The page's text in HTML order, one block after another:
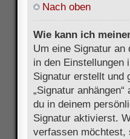
Nach oben
Wie kann ich
Um eine Signatur
in den Einstellungen
Signatur erstellt und
„Signatur
du in deinem
Signatur aktivierst.
verfassen möchtest,